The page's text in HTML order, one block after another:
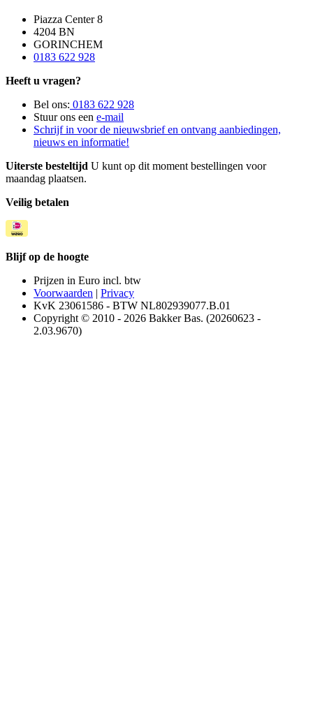
Piazza Center 8
4204 BN
GORINCHEM
0183 622 928
Heeft u vragen?
Bel ons: 0183 622 928
Stuur ons een e-mail
Schrijf in voor de nieuwsbrief en ontvang aanbiedingen,
nieuws en informatie!
Uiterste besteltijd U kunt op dit moment bestellingen voor
maandag plaatsen.
Veilig betalen
Blijf op de hoogte
Prijzen in Euro incl. btw
Voorwaarden | Privacy
KvK 23061586 - BTW NL802939077.B.01
Copyright © 2010 - 2026 Bakker Bas. (20260623 -
2.03.9670)